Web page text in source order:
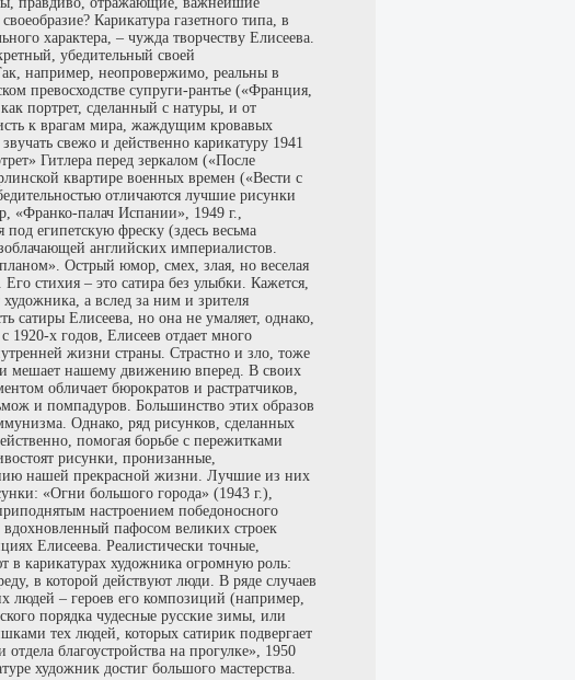
Карикатура газетного типа, в
характера, – чужда творчеству Елисеева.
убедительный своей
например, неопровержимо, реальны в
превосходстве супруги-рантье («Франция,
портрет, сделанный с натуры, и от
к врагам мира, жаждущим кровавых
свежо и действенно карикатуру 1941
Гитлера перед зеркалом («После
квартире военных времен («Вести с
отличаются лучшие рисунки
«Франко-палач Испании», 1949 г.,
под египетскую фреску (здесь весьма
английских империалистов.
Острый юмор, смех, злая, но веселая
стихия – это сатира без улыбки. Кажется,
а вслед за ним и зрителя
сатиры Елисеева, но она не умаляет, однако,
1920-х годов, Елисеев отдает много
жизни страны. Страстно и зло, тоже
мешает нашему движению вперед. В своих
обличает бюрократов и растратчиков,
и помпадуров. Большинство этих образов
Однако, ряд рисунков, сделанных
помогая борьбе с пережитками
рисунки, пронизанные,
нашей прекрасной жизни. Лучшие из них
«Огни большого города» (1943 г.),
настроением победоносного
пафосом великих строек
Елисеева. Реалистически точные,
в карикатурах художника огромную роль:
в которой действуют люди. В ряде случаев
людей – героев его композиций (например,
порядка чудесные русские зимы, или
тех людей, которых сатирик подвергает
благоустройства на прогулке», 1950
художник достиг большого мастерства.